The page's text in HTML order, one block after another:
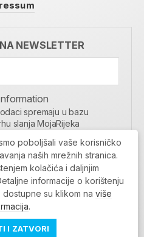
NEWSLETTER
spremaju u bazu
slanja MojaRijeka
NEWSLETTER
SE
na vrh
poboljšali vaše korisničko
naših mrežnih stranica.
kolačića i daljnjim
informacije o korištenju
su klikom na više
.
I ZATVORI